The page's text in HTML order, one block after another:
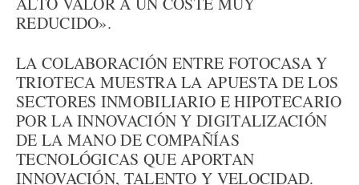
REDUCIDO».
LA COLABORACIÓN ENTRE FOTOCASA Y
TRIOTECA MUESTRA LA APUESTA DE LOS
SECTORES INMOBILIARIO E HIPOTECARIO
POR LA INNOVACIÓN Y DIGITALIZACIÓN
DE LA MANO DE COMPAÑÍAS
TECNOLÓGICAS QUE APORTAN
INNOVACIÓN, TALENTO Y VELOCIDAD.